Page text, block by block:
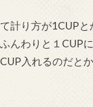
計り方が1CUP
んわりと１CUP
入れるのだと